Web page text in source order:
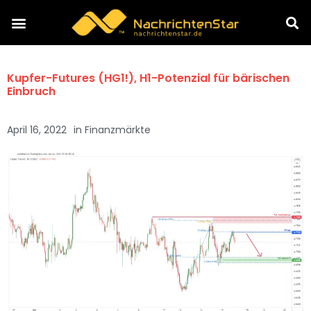
Kupfer-Futures (HG1!), H1-Potenzial für bärischen
Einbruch
April 16, 2022 in Finanzmärkte